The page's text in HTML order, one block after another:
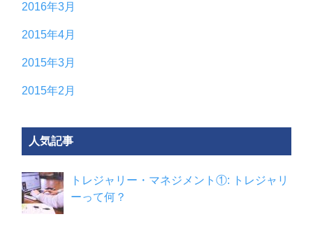
2016年3月
2015年4月
2015年3月
2015年2月
人気記事
トレジャリー・マネジメント①: トレジャリ
ーって何？